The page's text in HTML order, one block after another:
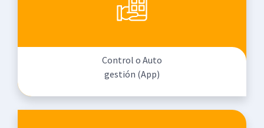
Control o Auto
gestión (App)